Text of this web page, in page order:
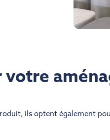
votre
ils optent également